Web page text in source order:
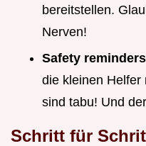
bereitstellen.
Nerven!
Safety
die kleinen Helfer
sind tabu! Und
Schritt für